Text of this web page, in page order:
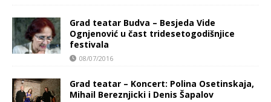
Grad teatar Budva – Besjeda Vide
Ognjenović u čast tridesetogodišnjice
festivala
08/07/2016
Grad teatar – Koncert: Polina Osetinskaja,
Mihail Bereznjicki i Denis Šapalov